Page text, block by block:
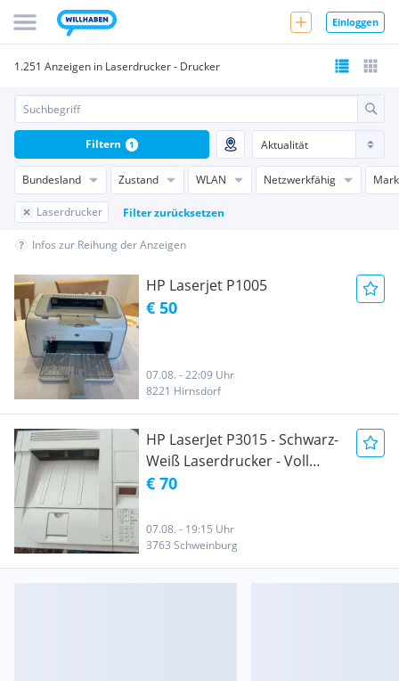
Einloggen
1.251 Anzeigen in Laserdrucker - Drucker
Bundesland Zustand WLAN Netzwerkfähig
Laserdrucker Filter zurücksetzen
Filtern 1
Infos zur Reihung der Anzeigen
HP Laserjet P1005
€ 50
07.08. - 22:09 Uhr
8221 Hirnsdorf
HP LaserJet P3015 - Schwarz-
Weiß Laserdrucker - Voll
funktionsfähig
€ 70
07.08. - 19:15 Uhr
3763 Schweinburg